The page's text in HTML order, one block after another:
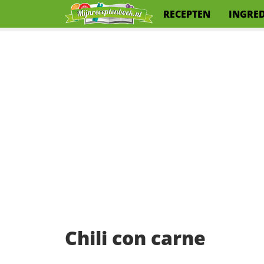
RECEPTEN
Chili con carne